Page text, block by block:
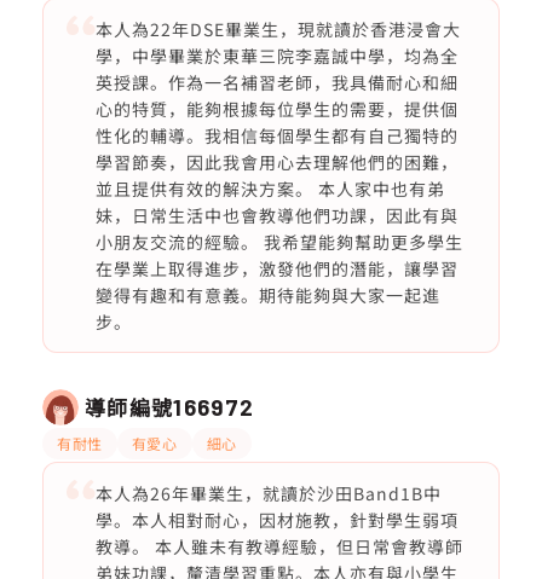
本人為22年DSE畢業生，現就讀於香港浸會大
學，中學畢業於東華三院李嘉誠中學，均為全
英授課。作為一名補習老師，我具備耐心和細
心的特質，能夠根據每位學生的需要，提供個
性化的輔導。我相信每個學生都有自己獨特的
學習節奏，因此我會用心去理解他們的困難，
並且提供有效的解決方案。 本人家中也有弟
妹，日常生活中也會教導他們功課，因此有與
小朋友交流的經驗。 我希望能夠幫助更多學生
在學業上取得進步，激發他們的潛能，讓學習
變得有趣和有意義。期待能夠與大家一起進
步。
導師編號166972
有耐性 有愛心 細心
本人為26年畢業生，就讀於沙田Band1B中
學。本人相對耐心，因材施教，針對學生弱項
教導。 本人雖未有教導經驗，但日常會教導師
弟妹功課，釐清學習重點。本人亦有與小學生